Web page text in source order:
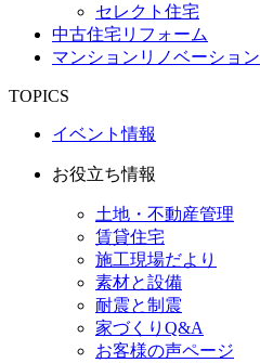
セレクト住宅
中古住宅リフォーム
マンションリノベーション
TOPICS
イベント情報
お役立ち情報
土地・不動産管理
賃貸住宅
施工現場だより
素材と設備
耐震と制震
家づくりQ&A
お客様の声ページ